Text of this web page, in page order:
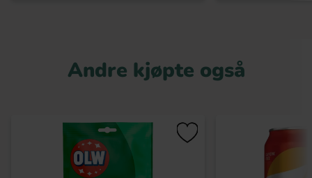
Andre kjøpte også